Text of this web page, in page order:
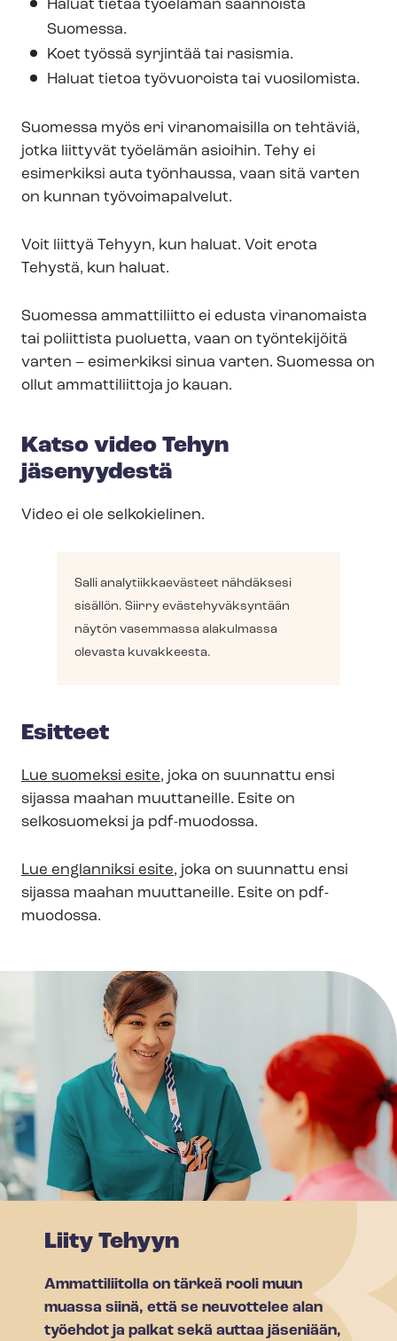
Haluat tietää työelämän säännöistä
Suomessa.
Koet työssä syrjintää tai rasismia.
Haluat tietoa työvuoroista tai vuosilomista.
Suomessa myös eri viranomaisilla on tehtäviä,
jotka liittyvät työelämän asioihin. Tehy ei
esimerkiksi auta työnhaussa, vaan sitä varten
on kunnan työvoimapalvelut.
Voit liittyä Tehyyn, kun haluat. Voit erota
Tehystä, kun haluat.
Suomessa ammattiliitto ei edusta viranomaista
tai poliittista puoluetta, vaan on työntekijöitä
varten – esimerkiksi sinua varten. Suomessa on
ollut ammattiliittoja jo kauan.
Katso video Tehyn
jäsenyydestä
Video ei ole selkokielinen.
Salli ana­ly­tiik­kae­väs­teet nähdäksesi
sisällön. Siirry eväs­te­hy­väk­syn­tään
näytön vasemmassa alakulmassa
olevasta kuvakkeesta.
Esitteet
Lue suomeksi esite, joka on suunnattu ensi
sijassa maahan muuttaneille. Esite on
selkosuomeksi ja pdf-muodossa.
Lue englanniksi esite, joka on suunnattu ensi
sijassa maahan muuttaneille. Esite on pdf-
muodossa.
Liity Tehyyn
Ammattiliitolla on tärkeä rooli muun
muassa siinä, että se neuvottelee alan
työehdot ja palkat sekä auttaa jäseniään,